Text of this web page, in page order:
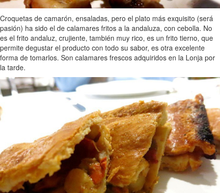
Croquetas de camarón, ensaladas, pero el plato más exquisito (será
pasión) ha sido el de calamares fritos a la andaluza, con cebolla. No
es el frito andaluz, crujiente, también muy rico, es un frito tierno, que
permite degustar el producto con todo su sabor, es otra excelente
forma de tomarlos. Son calamares frescos adquiridos en la Lonja por
la tarde.